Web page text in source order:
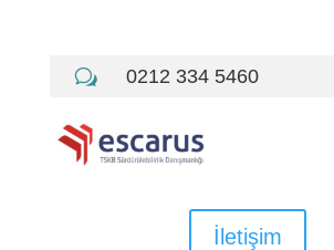
w 0212 334 5460
İletişim